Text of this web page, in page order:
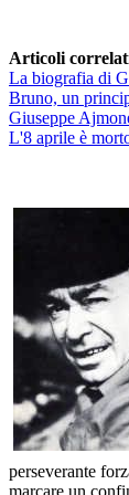
Articoli
La biografia di
Bruno, un
Giuseppe
L'8 aprile è